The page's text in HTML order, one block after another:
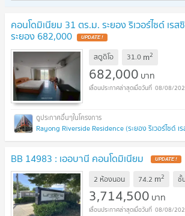
คอนโดมิเนียม 31 ตร.ม. ระยอง ริเวอร์ไซด์ เรส
ระยอง 682,000
สตูดิโอ 31.0 m2
682,000 บาท
08/08/
Rayong Riverside Residence (ระยอง ริเวอร์ไซด์ เ
BB 14983 : เออบานี คอนโดมิเนียม
2 ห้องนอน 74.2 m2 ชั้
3,714,500 บาท
08/08/